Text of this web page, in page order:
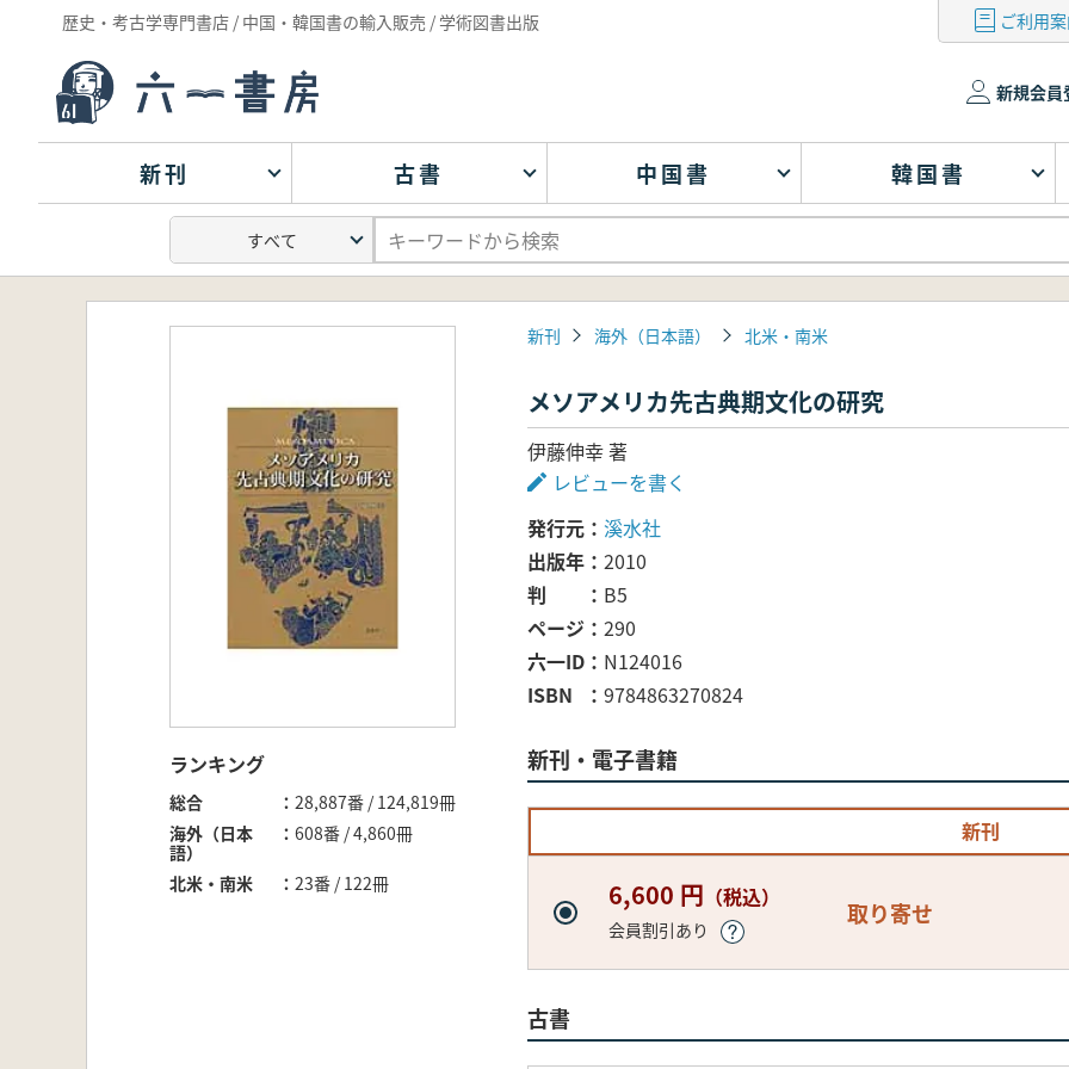
歴史・考古学専門書店 / 中国・韓国書の輸入販売 / 学術図書出版 ご利用
新規会員
新刊 古書 中国書 韓国書
ランキング
総合
28,887番 / 124,819冊
海外（日本
語）
608番 / 4,860冊
北米・南米 23番 / 122冊
新刊 海外（日本語） 北米・南米
メソアメリカ先古典期文化の研究
伊藤伸幸 著
レビューを書く
発行元
溪水社
出版年
2010
判
B5
ページ
290
六一ID
N124016
ISBN
9784863270824
新刊・電子書籍
新刊
6,600 円 （税込）
会員割引あり
取り寄せ
古書